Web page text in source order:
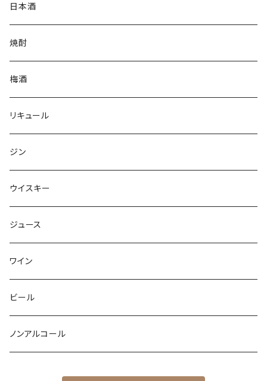
日本酒
焼酎
梅酒
リキュール
ジン
ウイスキー
ジュース
ワイン
ビール
ノンアルコール